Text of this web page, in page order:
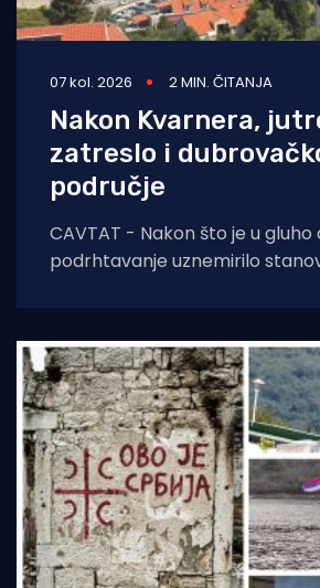
07 kol. 2026 2 MIN. ČITANJA
Nakon Kvarnera,
zatreslo i
područje
CAVTAT - Nakon što je u
podrhtavanje uznemirilo